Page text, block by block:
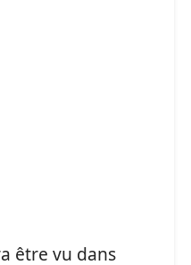
être vu dans